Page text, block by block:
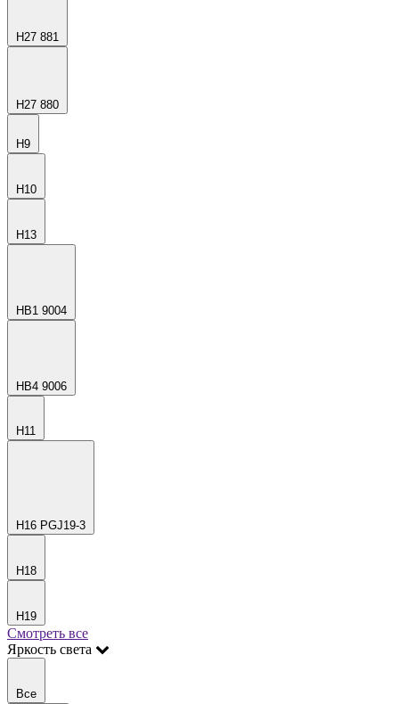
H27 881
H27 880
H9
H10
H13
HB1 9004
HB4 9006
H11
H16 PGJ19-3
H18
H19
Смотреть все
Яркость света
Все